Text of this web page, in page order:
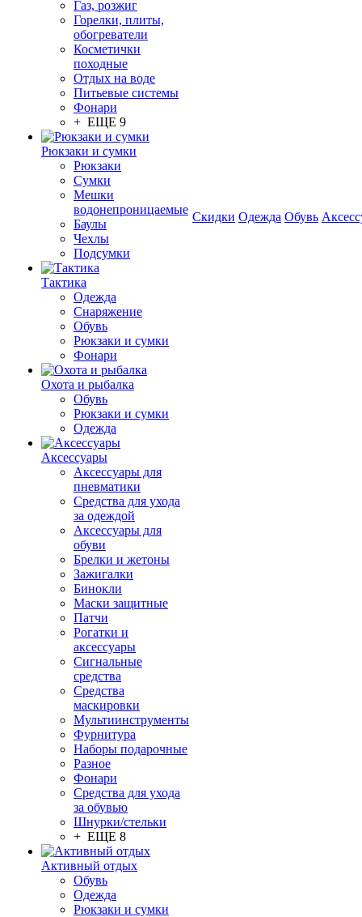
Газ, розжиг
Горелки, плиты,
обогреватели
Косметички
походные
Отдых на воде
Питьевые системы
Фонари
+ ЕЩЕ 9
Рюкзаки и сумки
Рюкзаки
Сумки
Мешки
водонепроницаемые
Баулы
Чехлы
Подсумки
Тактика
Одежда
Снаряжение
Обувь
Рюкзаки и сумки
Фонари
Охота и рыбалка
Обувь
Рюкзаки и сумки
Одежда
Аксессуары
Аксессуары для
пневматики
Средства для ухода
за одеждой
Аксессуары для
обуви
Брелки и жетоны
Зажигалки
Бинокли
Маски защитные
Патчи
Рогатки и
аксессуары
Сигнальные
средства
Средства
маскировки
Мультиинструменты
Фурнитура
Наборы подарочные
Разное
Фонари
Средства для ухода
за обувью
Шнурки/стельки
+ ЕЩЕ 8
Активный отдых
Обувь
Одежда
Рюкзаки и сумки
Скидки Одежда Обувь